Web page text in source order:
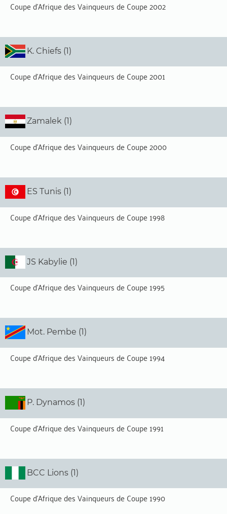
Coupe d'Afrique des Vainqueurs de Coupe 2002
K. Chiefs (1)
Coupe d'Afrique des Vainqueurs de Coupe 2001
Zamalek (1)
Coupe d'Afrique des Vainqueurs de Coupe 2000
ES Tunis (1)
Coupe d'Afrique des Vainqueurs de Coupe 1998
JS Kabylie (1)
Coupe d'Afrique des Vainqueurs de Coupe 1995
Mot. Pembe (1)
Coupe d'Afrique des Vainqueurs de Coupe 1994
P. Dynamos (1)
Coupe d'Afrique des Vainqueurs de Coupe 1991
BCC Lions (1)
Coupe d'Afrique des Vainqueurs de Coupe 1990